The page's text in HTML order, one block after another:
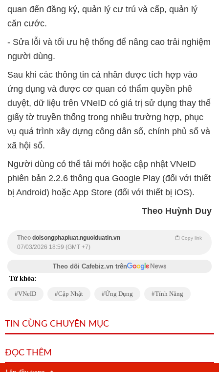
quan đến đăng ký, quản lý cư trú và cấp, quản lý
căn cước.
- Sửa lỗi và tối ưu hệ thống để nâng cao trải nghiệm
người dùng.
Sau khi các thông tin cá nhân được tích hợp vào
ứng dụng và được cơ quan có thẩm quyền phê
duyệt, dữ liệu trên VNeID có giá trị sử dụng thay thế
giấy tờ truyền thống trong nhiều trường hợp, phục
vụ quá trình xây dựng công dân số, chính phủ số và
xã hội số.
Người dùng có thể tải mới hoặc cập nhật VNeID
phiên bản 2.2.6 thông qua Google Play (đối với thiết
bị Android) hoặc App Store (đối với thiết bị iOS).
Theo Huỳnh Duy
Theo doisongphapluat.nguoiduatin.vn Copy link
07/03/2026 18:59 (GMT +7)
Theo dõi Cafebiz.vn trên
Từ khóa:
VNeID Cập Nhật Ứng Dụng Tính Năng
TIN CÙNG CHUYÊN MỤC
ĐỌC THÊM